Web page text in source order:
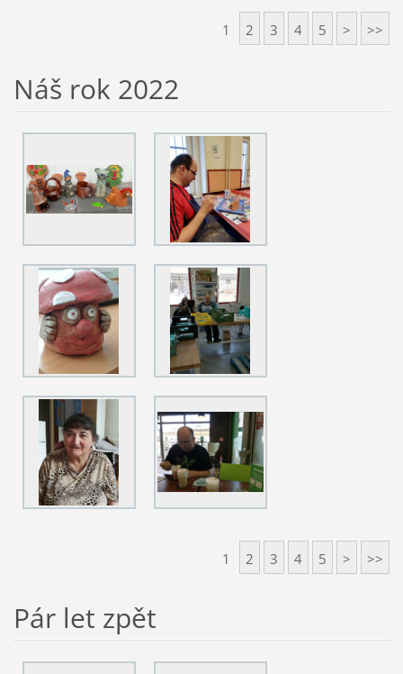
1 2 3 4 5 > >>
Náš rok 2022
1 2 3 4 5 > >>
Pár let zpět